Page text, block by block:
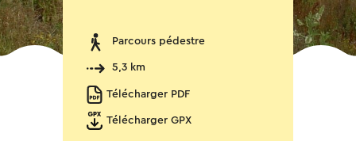
Parcours pédestre
5,3 km
Télécharger PDF
Télécharger GPX